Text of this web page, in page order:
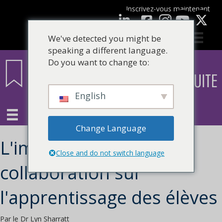
Inscrivez-vous maintenant
LinkedInFacebook Youtube
L'impact de la
collaboration sur
l'apprentissage des élèves
Par le Dr Lyn Sharratt
We've detected you might be
speaking a different language.
Do you want to change to:
English
Change Language
Close and do not switch language